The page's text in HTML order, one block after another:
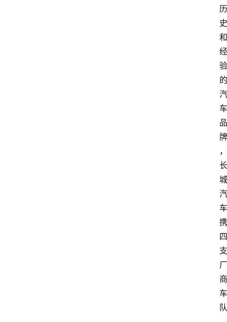
历
史
和
经
验
的
汽
车
品
牌
，
长
城
汽
车
携
四
支
厂
商
车
队